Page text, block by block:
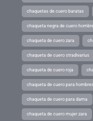
chaquetas de cuero baratas
chaqueta negra de cuero
chaqueta de cuero zara
chaqueta de cuero stradivarius
chaqueta de cuero roja
chaqueta de cuero para hombres
chaqueta de cuero para dama
chaqueta de cuero mujer zara